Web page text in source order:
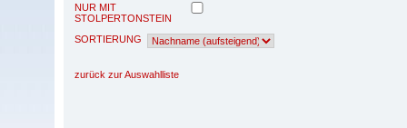
NUR MIT
STOLPERTONSTEIN
SORTIERUNG
zurück zur Auswahlliste